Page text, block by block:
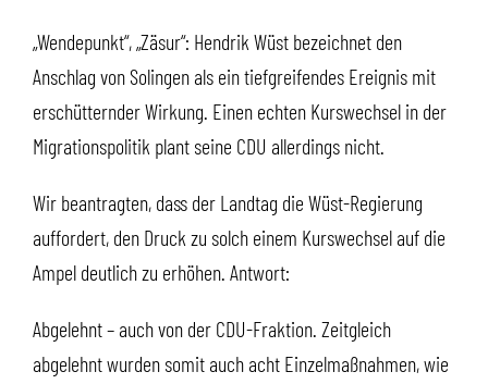
„Wendepunkt“, „Zäsur“: Hendrik Wüst bezeichnet den
Anschlag von Solingen als ein tiefgreifendes Ereignis mit
erschütternder Wirkung. Einen echten Kurswechsel in der
Migrationspolitik plant seine CDU allerdings nicht.
Wir beantragten, dass der Landtag die Wüst-Regierung
auffordert, den Druck zu solch einem Kurswechsel auf die
Ampel deutlich zu erhöhen. Antwort:
Abgelehnt – auch von der CDU-Fraktion. Zeitgleich
abgelehnt wurden somit auch acht Einzelmaßnahmen, wie